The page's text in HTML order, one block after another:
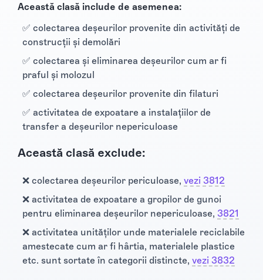
Această clasă include de asemenea:
✅ colectarea deşeurilor provenite din activităţi de
construcţii şi demolări
✅ colectarea şi eliminarea deşeurilor cum ar fi
praful şi molozul
✅ colectarea deşeurilor provenite din filaturi
✅ activitatea de expoatare a instalaţiilor de
transfer a deşeurilor nepericuloase
Această clasă exclude:
❌ colectarea deşeurilor periculoase, vezi 3812
❌ activitatea de expoatare a gropilor de gunoi
pentru eliminarea deşeurilor nepericuloase, 3821
❌ activitatea unităţilor unde materialele reciclabile
amestecate cum ar fi hârtia, materialele plastice
etc. sunt sortate în categorii distincte, vezi 3832